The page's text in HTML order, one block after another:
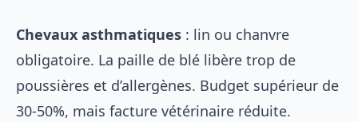
Chevaux asthmatiques : lin ou chanvre
obligatoire. La paille de blé libère trop de
poussières et d’allergènes. Budget supérieur de
30-50%, mais facture vétérinaire réduite.